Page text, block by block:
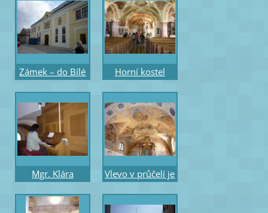
– různé velikosti
– zachráněna IK
Zámek – do Bílé
šlechta, pak cizí,
dnes Městský
úřad
Horní kostel
Panny Marie
s barokními
freskami
Mgr. Klára
na památeční
Vlevo v průčelí je
archivář a